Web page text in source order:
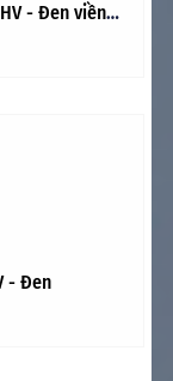
- Đen viền
- Đen